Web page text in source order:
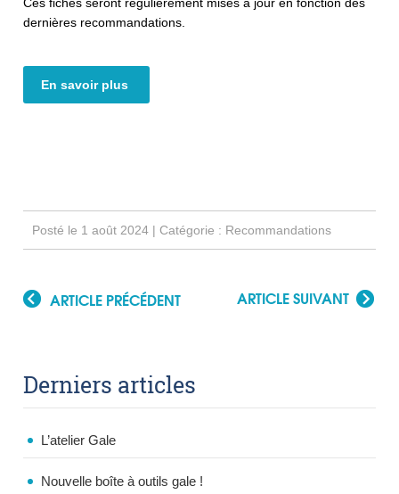
dernières recommandations.
En savoir plus
Posté le 1 août 2024 | Catégorie : Recommandations
ARTICLE PRÉCÉDENT ARTICLE SUIVANT
Derniers articles
L’atelier Gale
Nouvelle boîte à outils gale !